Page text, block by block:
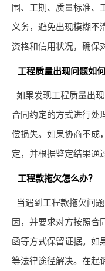
围、工期、质量标准、
义务，避免出现模糊不
资格和信用状况，确保
工程质量出现问题如何
如果发现工程质量出
合同约定的方式进行处
偿损失。如果协商不成
定，并根据鉴定结果通
工程款拖欠怎么办？
当遇到工程款拖欠问
因，并要求对方按照合
函等方式保留证据。如
等法律途径解决。在起